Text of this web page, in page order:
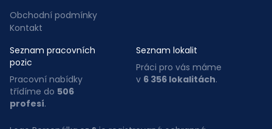
Obchodní podmínky
Kontakt
Seznam pracovních
pozic
Pracovní nabídky
třídíme do 506
profesí.
Seznam lokalit
Práci pro vás máme
v 6 356 lokalitách.